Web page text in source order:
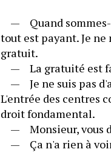
—	Quand sommes-nous
tout est payant. Je
gratuit.
—	La gratuité est
—	Je ne suis pas
L'entrée des centres
droit fondamental.
—	Monsieur, vous
—	Ça n'a rien à